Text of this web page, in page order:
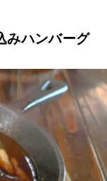
みハンバーグ